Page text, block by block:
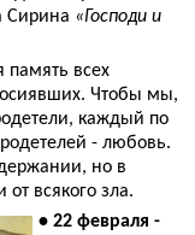
Сирина «Господи и
память всех
Чтобы мы,
каждый по
- любовь.
но в
всякого зла.
• 22 февраля -